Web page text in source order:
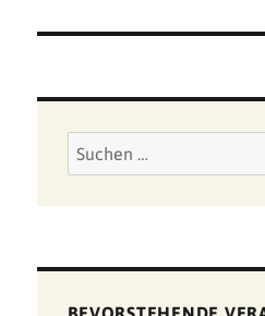
Suchen
nach: